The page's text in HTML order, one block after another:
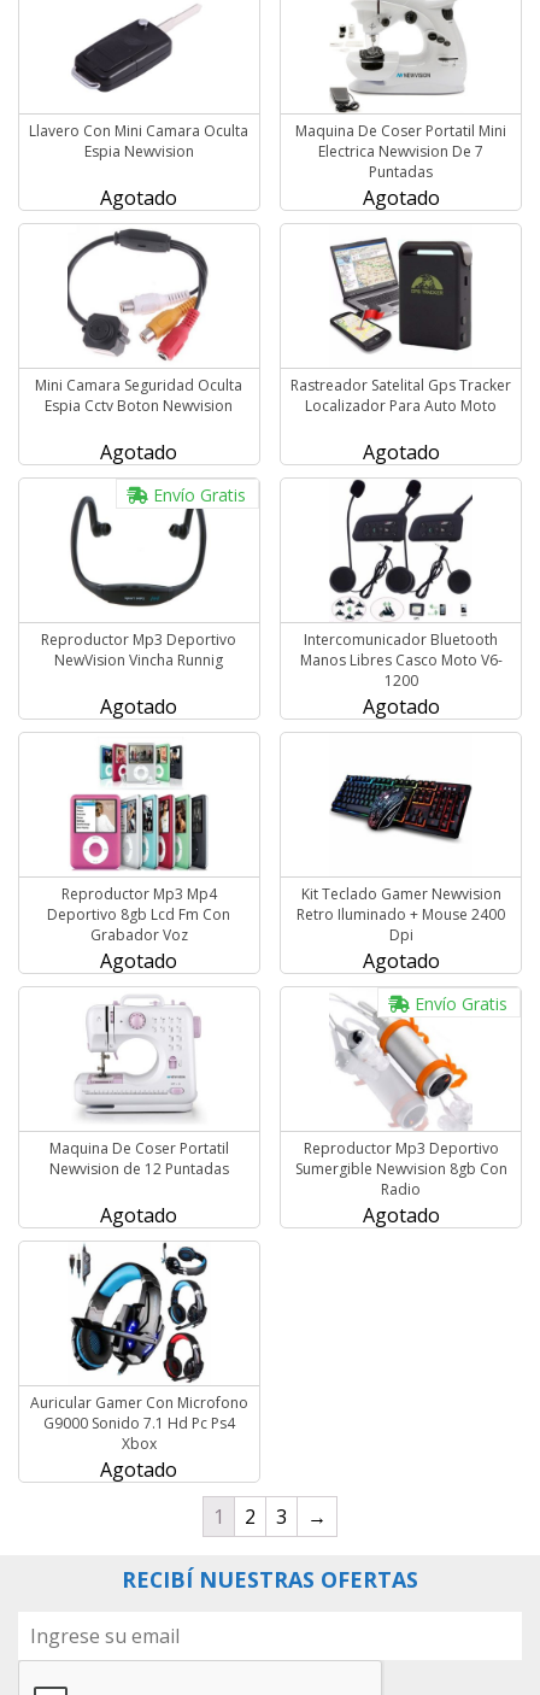
Llavero Con Mini Camara Oculta
Espia Newvision
Agotado
Maquina De Coser Portatil Mini
Electrica Newvision De 7
Puntadas
Agotado
Mini Camara Seguridad Oculta
Espia Cctv Boton Newvision
Agotado
Rastreador Satelital Gps Tracker
Localizador Para Auto Moto
Agotado
Reproductor Mp3 Deportivo
NewVision Vincha Runnig
Envío Gratis
Agotado
Intercomunicador Bluetooth
Manos Libres Casco Moto V6-
1200
Agotado
Reproductor Mp3 Mp4
Deportivo 8gb Lcd Fm Con
Grabador Voz
Agotado
Kit Teclado Gamer Newvision
Retro Iluminado + Mouse 2400
Dpi
Agotado
Maquina De Coser Portatil
Newvision de 12 Puntadas
Agotado
Reproductor Mp3 Deportivo
Sumergible Newvision 8gb Con
Radio
Envío Gratis
Agotado
Auricular Gamer Con Microfono
G9000 Sonido 7.1 Hd Pc Ps4
Xbox
Agotado
1
2 3 →
RECIBÍ NUESTRAS OFERTAS